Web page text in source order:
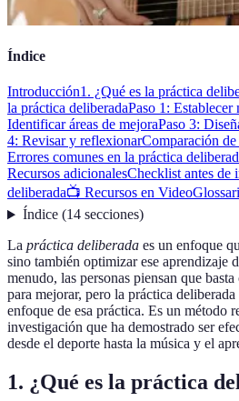
Índice
Introducción1. ¿Qué es la práctica
la práctica deliberadaPaso 1: Establecer
Identificar áreas de mejoraPaso 3:
4: Revisar y reflexionarComparación
Errores comunes en la práctica
Recursos adicionalesChecklist antes de
deliberada📺 Recursos en Video
Índice(14 secciones)
La práctica deliberada es un enfoque
sino también optimizar ese aprendizaje
menudo, las personas piensan que
para mejorar, pero la práctica
enfoque de esa práctica. Es un método
investigación que ha demostrado ser
desde el deporte hasta la música y el
1. ¿Qué es la práctica